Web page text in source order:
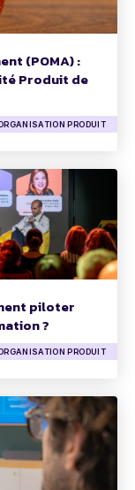
(POMA) :
Produit de
PRODUIT
piloter
?
PRODUIT